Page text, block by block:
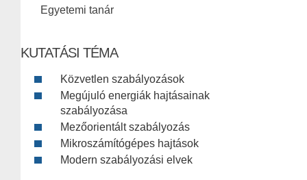
Egyetemi tanár
KUTATÁSI TÉMA
Közvetlen szabályozások
Megújuló energiák hajtásainak
szabályozása
Mezőorientált szabályozás
Mikroszámítógépes hajtások
Modern szabályozási elvek